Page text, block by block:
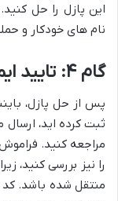
این پازل را حل
نام های خودکار و
گام ۴: تایید ایمیل (Email Verification)
ثبت کرده اید،
را نیز بررسی کنید،
منتقل شده باشد. کد